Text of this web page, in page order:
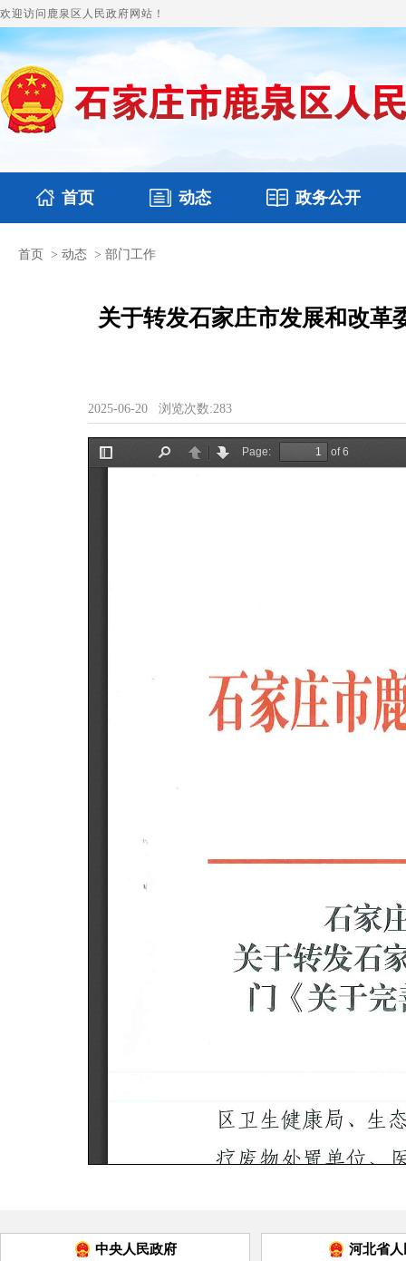
欢迎访问鹿泉区人民政府网站！
首页 动态
国务要闻
政务公开
本区文件
首页 > 动态 > 部门工作
关于转发石家庄市发展和改革
2025-06-20 浏览次数:283